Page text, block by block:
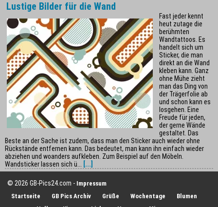
Lustige Bilder für die Wand
Fast jeder kennt
heut zutage die
berühmten
Wandtattoos. Es
handelt sich um
Sticker, die man
direkt an die Wand
kleben kann. Ganz
ohne Mühe zieht
man das Ding von
der Trägerfolie ab
und schon kann es
losgehen. Eine
Freude für jeden,
der gerne Wände
gestaltet. Das
Beste an der Sache ist zudem, dass man den Sticker auch wieder ohne
Rückstände entfernen kann. Das bedeutet, man kann ihn einfach wieder
abziehen und woanders aufkleben. Zum Beispiel auf den Möbeln.
Wandsticker lassen sich ü...
[...]
© 2026 GB-Pics24.com - Impressum
Startseite
GB Pics Archiv Grüße Wochentage
Blumen